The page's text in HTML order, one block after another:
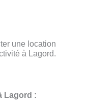
une location
à Lagord.
Lagord :